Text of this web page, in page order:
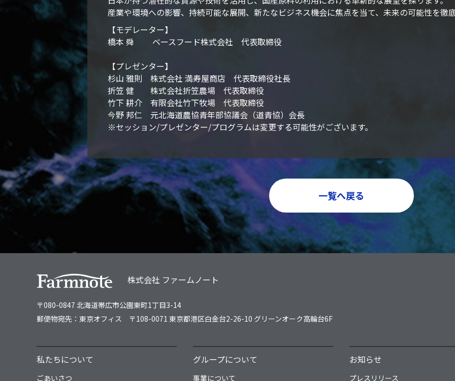
産業や環境への影響、持続可能な展開、新たなビジネス機会に焦点を当て、未来の可能性を徹
【モデレーター】
橋本 舜 ベースフード株式会社 代表取締役
【プレゼンター】
杉山 雅則 株式会社 満寿屋商店 代表取締役社長
折笠 健 株式会社折笠農場 代表取締役
竹下 耕介 有限会社竹下牧場 代表取締役
今野 邦仁 元北海道農協青年部協議会（道青協）会長
※セッション/プレゼンター/プログラムは変更する可能性がございます。
一覧へ戻る
株式会社 ファームノート
〒080-0847 北海道帯広市公園東町1丁目3-14
郵便物宛先：東京オフィス 〒108-0071 東京都港区白金台2-26-10 グリーンオーク高輪台6F
私たちについて
ごあいさつ
グループについて
事業について
お知らせ
プレスリリース